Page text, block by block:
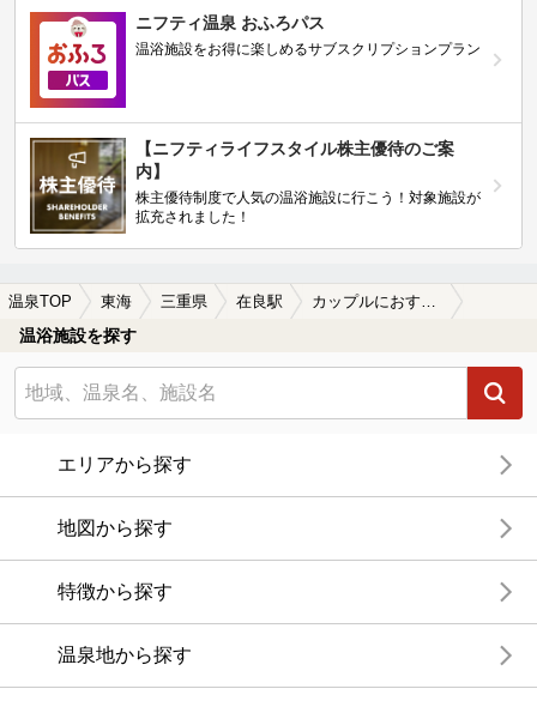
ニフティ温泉 おふろパス
温浴施設をお得に楽しめるサブスクリプションプラン
【ニフティライフスタイル株主優待のご案
内】
株主優待制度で人気の温浴施設に行こう！対象施設が
拡充されました！
温泉TOP 東海 三重県 在良駅 カップルにおすすめの在良駅近くの温泉、日帰り温泉、スーパー銭湯おすすめ
温浴施設を探す
エリアから探す
地図から探す
特徴から探す
温泉地から探す